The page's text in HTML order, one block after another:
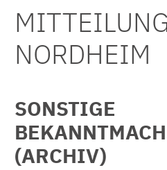
NORDHEIM
SONSTIGE
(ARCHIV)